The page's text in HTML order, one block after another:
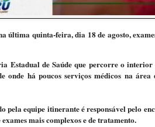
última quinta-feira, dia 18 de agosto,
Estadual de Saúde que percorre o interior
há poucos serviços médicos na área
equipe itinerante é responsável pelo
mais complexos e de tratamento.